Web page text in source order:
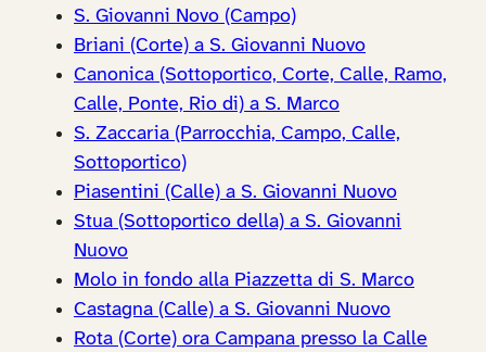
S. Giovanni Novo (Campo)
Briani (Corte) a S. Giovanni Nuovo
Canonica (Sottoportico, Corte, Calle, Ramo,
Calle, Ponte, Rio di) a S. Marco
S. Zaccaria (Parrocchia, Campo, Calle,
Sottoportico)
Piasentini (Calle) a S. Giovanni Nuovo
Stua (Sottoportico della) a S. Giovanni
Nuovo
Molo in fondo alla Piazzetta di S. Marco
Castagna (Calle) a S. Giovanni Nuovo
Rota (Corte) ora Campana presso la Calle